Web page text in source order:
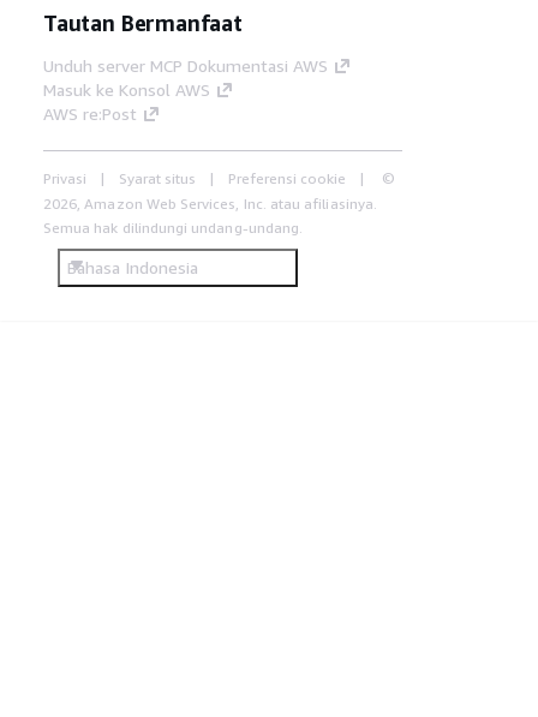
Tautan Bermanfaat
Unduh server MCP Dokumentasi AWS
Masuk ke Konsol AWS
AWS re:Post
Privasi Syarat situs Preferensi cookie
©
2026, Amazon Web Services, Inc. atau afiliasinya.
Semua hak dilindungi undang-undang.
Bahasa Indonesia